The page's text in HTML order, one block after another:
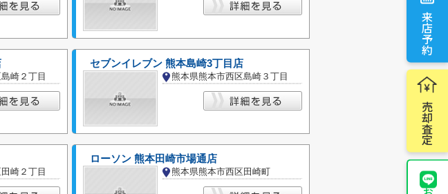
来店予約
売却査定
崎２丁目
セブンイレブン 熊本島崎3丁目店
熊本県熊本市西区島崎３丁目
崎２丁目
ローソン 熊本田崎市場通店
熊本県熊本市西区田崎町